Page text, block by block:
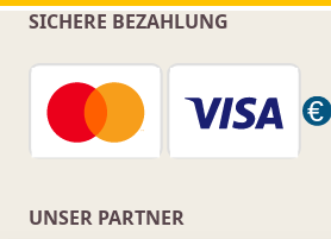
SICHERE BEZAHLUNG
UNSER PARTNER